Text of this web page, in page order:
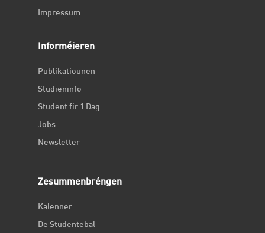
Impressum
Informéieren
Publikatiounen
Studieninfo
Student fir 1 Dag
Jobs
Newsletter
Zesummenbréngen
Kalenner
De Studentebal